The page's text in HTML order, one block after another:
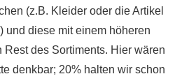
(z.B. Kleider oder die Artikel
und diese mit einem höheren
Rest des Sortiments. Hier wären
denkbar; 20% halten wir schon